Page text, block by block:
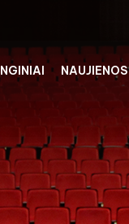
NAUJIENOS